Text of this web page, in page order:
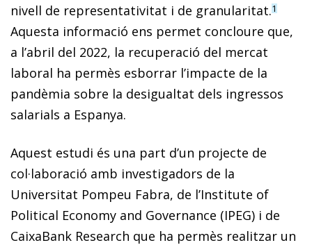
nivell de representativitat i de granularitat.1
Aquesta informació ens permet concloure que,
a l’abril del 2022, la recuperació del mercat
laboral ha permès esborrar l’impacte de la
pandèmia sobre la desigualtat dels ingressos
salarials a Espanya.
Aquest estudi és una part d’un projecte de
col·laboració amb investigadors de la
Universitat Pompeu Fabra, de l’Institute of
Political Economy and Governance (IPEG) i de
CaixaBank Research que ha permès realitzar un